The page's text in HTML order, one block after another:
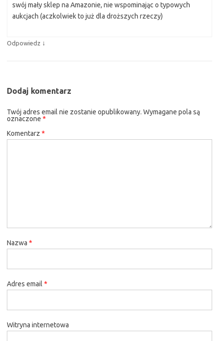
swój mały sklep na Amazonie, nie wspominając o typowych
aukcjach (aczkolwiek to już dla droższych rzeczy)
Odpowiedz ↓
Dodaj komentarz
Twój adres email nie zostanie opublikowany. Wymagane pola są
oznaczone *
Komentarz *
Nazwa *
Adres email *
Witryna internetowa